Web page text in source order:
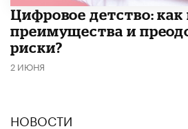
​Цифровое детство: как
преимущества и
риски?
2 ИЮНЯ
НОВОСТИ